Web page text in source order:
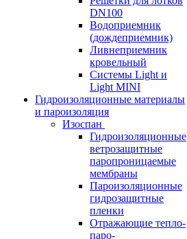
DN100
Водоприемник
(дождеприемник)
Ливнеприемник
кровельный
Системы Light и
Light MINI
Гидроизоляционные материалы
и пароизоляция
Изоспан
Гидроизоляционные
ветрозащитные
паропроницаемые
мембраны
Пароизоляционные
гидрозащитные
пленки
Отражающие тепло-
паро-